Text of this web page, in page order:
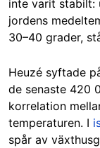
inte varit stabilt:
jordens
30–40 grader,
Heuzé syftade
de senaste 420
korrelation
temperaturen. I
spår av